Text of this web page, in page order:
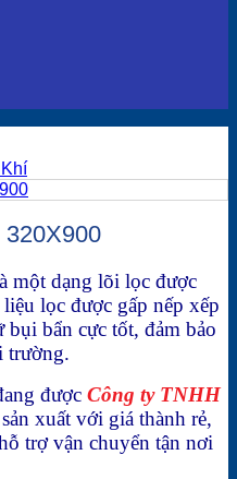
một dạng lõi lọc được
lọc được gấp nếp xếp
bẩn cực tốt, đảm bảo
trường.
được Công ty TNHH
xuất với giá thành rẻ,
trợ vận chuyển tận nơi